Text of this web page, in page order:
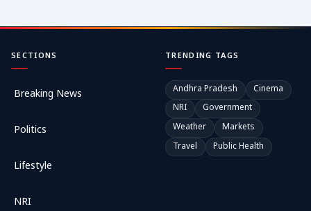
SECTIONS
Breaking News
Politics
Lifestyle
NRI
TRENDING TAGS
Andhra Pradesh
Cinema
NRI
Government
Weather
Markets
Travel
Public Health